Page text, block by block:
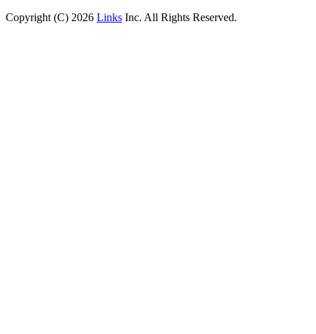
Copyright (C) 2026 Links Inc. All Rights Reserved.